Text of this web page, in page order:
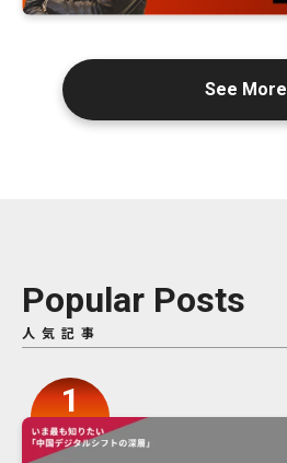
See More
Popular Posts
人気記事